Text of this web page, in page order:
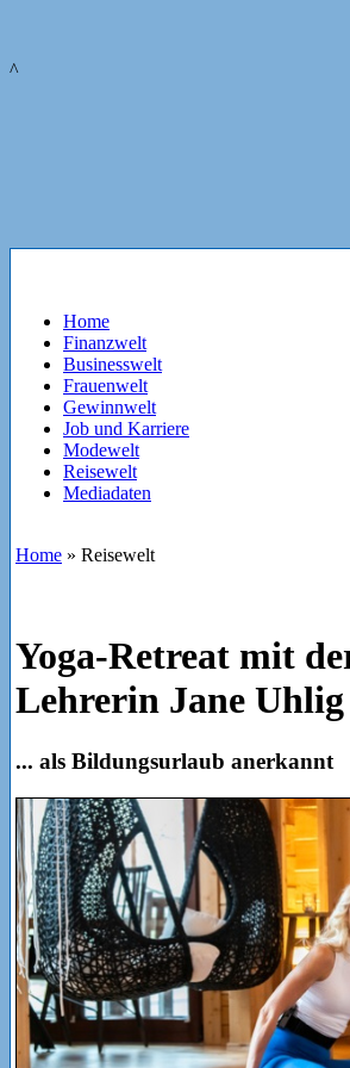
^
Home
Finanzwelt
Businesswelt
Frauenwelt
Gewinnwelt
Job und Karriere
Modewelt
Reisewelt
Mediadaten
Home » Reisewelt
Yoga-Retreat mit
Lehrerin Jane
... als Bildungsurlaub anerkannt